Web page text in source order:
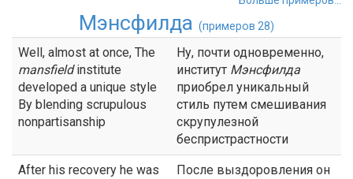
Мэнсфилда (примеров 28)
Well, almost at once, The
mansfieldinstitute
developed a unique style
By blending scrupulous
nonpartisanship
Ну, почти одновременно,
институт Мэнсфилда
приобрел уникальный
стиль путем смешивания
скрупулезной
беспристрастности
After his recovery he was
После выздоровления он